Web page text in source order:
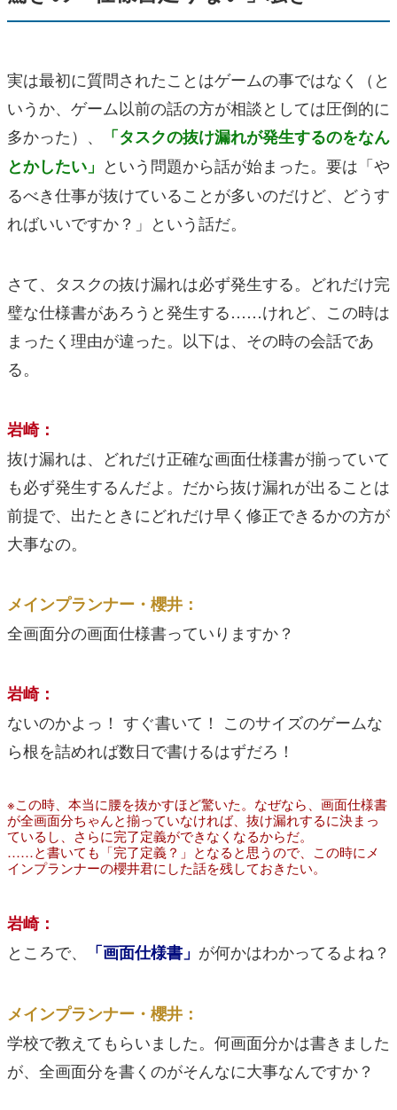
実は最初に質問されたことはゲームの事ではなく（と
いうか、ゲーム以前の話の方が相談としては圧倒的に
多かった）、
「タスクの抜け漏れが発生するのをなん
とかしたい」 という問題から話が始まった。要は「や
るべき仕事が抜けていることが多いのだけど、どうす
ればいいですか？」という話だ。
さて、タスクの抜け漏れは必ず発生する。どれだけ完
璧な仕様書があろうと発生する……けれど、この時は
まったく理由が違った。以下は、その時の会話であ
る。
岩崎：
抜け漏れは、どれだけ正確な画面仕様書が揃っていて
も必ず発生するんだよ。だから抜け漏れが出ることは
前提で、出たときにどれだけ早く修正できるかの方が
大事なの。
メインプランナー・櫻井：
全画面分の画面仕様書っていりますか？
岩崎：
ないのかよっ！ すぐ書いて！ このサイズのゲームな
ら根を詰めれば数日で書けるはずだろ！
※この時、本当に腰を抜かすほど驚いた。なぜなら、画面仕様書
が全画面分ちゃんと揃っていなければ、抜け漏れするに決まっ
ているし、さらに完了定義ができなくなるからだ。
……と書いても「完了定義？」となると思うので、この時にメ
インプランナーの櫻井君にした話を残しておきたい。
岩崎：
ところで、
「画面仕様書」 が何かはわかってるよね？
メインプランナー・櫻井：
学校で教えてもらいました。何画面分かは書きました
が、全画面分を書くのがそんなに大事なんですか？